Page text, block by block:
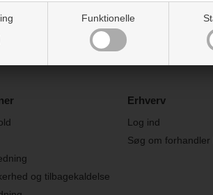
Funktionelle
og tilbagekaldelse
Erhverv
Log ind
Søg om forhandler